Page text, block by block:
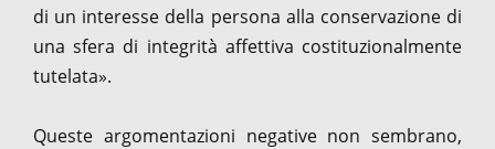
di un interesse della persona alla conservazione di
una sfera di integrità affettiva costituzionalmente
tutelata».
Queste argomentazioni negative non sembrano,